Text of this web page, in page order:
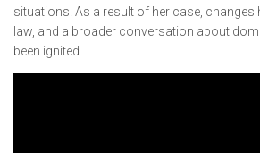
situations. As a result of her case, changes
law, and a broader conversation about
been ignited.